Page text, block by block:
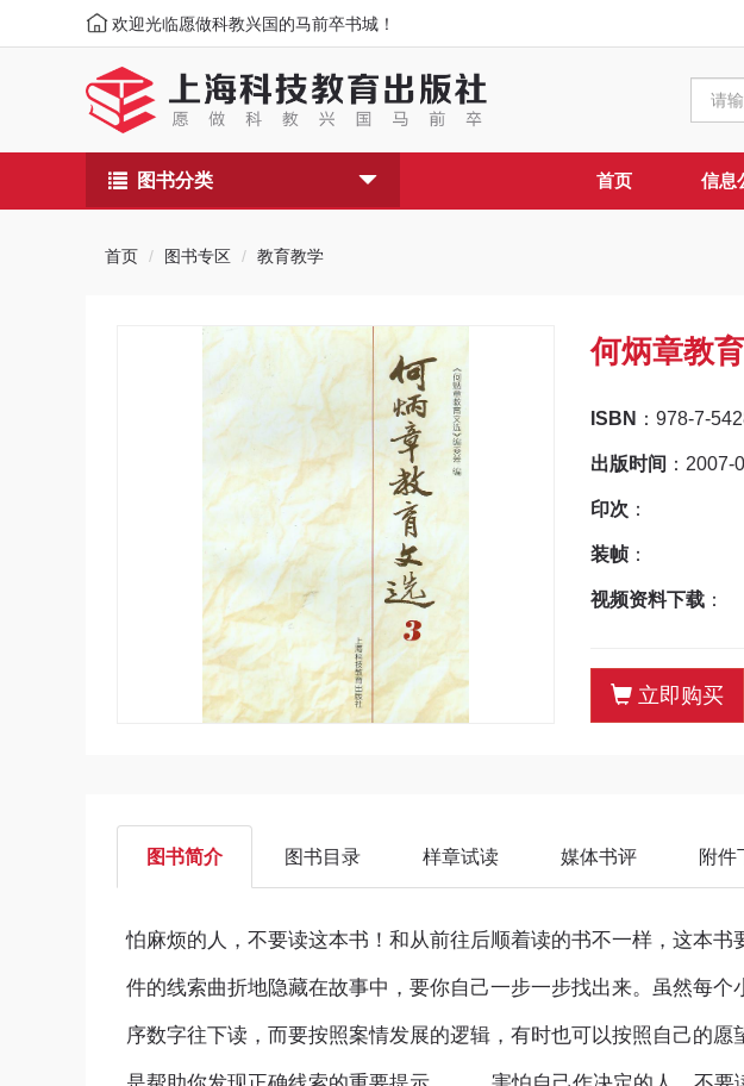
欢迎光临愿做科教兴国的马前卒书城！
图书分类 首页 信息
首页 图书专区 教育教学
何炳章教
ISBN ：978-7-
出版时间 ：2007-
印次 ：
装帧：
视频资料下载：
立即购买
图书简介 图书目录 样章试读 媒体书评 附件
怕麻烦的人，不要读这本书！和从前往后顺着读的书不一样，这本书
件的线索曲折地隐藏在故事中，要你自己一步一步找出来。虽然每
序数字往下读，而要按照案情发展的逻辑，有时也可以按照自己的愿